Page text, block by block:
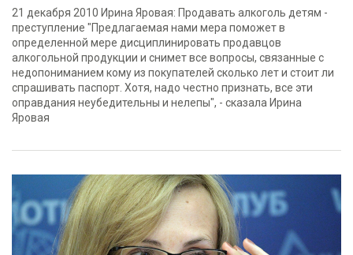
21 декабря 2010 Ирина Яровая: Продавать алкоголь детям -
преступление "Предлагаемая нами мера поможет в
определенной мере дисциплинировать продавцов
алкогольной продукции и снимет все вопросы, связанные с
недопониманием кому из покупателей сколько лет и стоит ли
спрашивать паспорт. Хотя, надо честно признать, все эти
оправдания неубедительны и нелепы", - сказала Ирина
Яровая